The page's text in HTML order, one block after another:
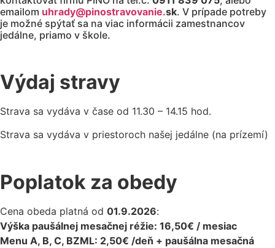
emailom uhrady@pinostravovanie.sk. V prípade potreby
je možné spýtať sa na viac informácii zamestnancov
jedálne, priamo v škole.
Výdaj stravy
Strava sa vydáva v čase od 11.30 – 14.15 hod.
Strava sa vydáva v priestoroch našej jedálne (na prízemí)
Poplatok za obedy
Cena obeda platná od 01.9.2026:
Výška paušálnej mesačnej réžie: 16,50€ / mesiac
Menu A, B, C, BZML: 2,50€ /deň + paušálna mesačná